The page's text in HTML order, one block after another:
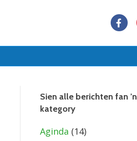
b
Sien alle berichten fan ’n
kategory
Aginda (14)